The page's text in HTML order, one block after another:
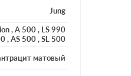
Jung
,A 500, LS 990
,AS 500,SL 500
матовый